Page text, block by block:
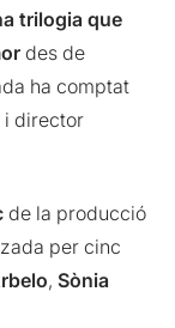
trilogia que
des de
ha comptat
i director
de la producció
per cinc
,Sònia